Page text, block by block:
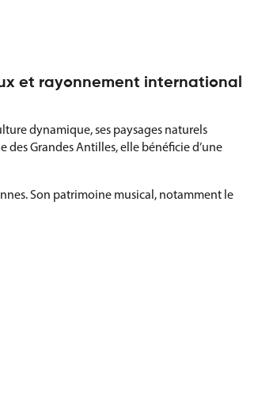
et rayonnement international
dynamique, ses paysages naturels
Grandes Antilles, elle bénéficie d’une
Son patrimoine musical, notamment le